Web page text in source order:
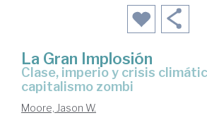
La Gran Implosión
Clase, imperio y crisis climática en el
capitalismo zombi
Moore, Jason W.